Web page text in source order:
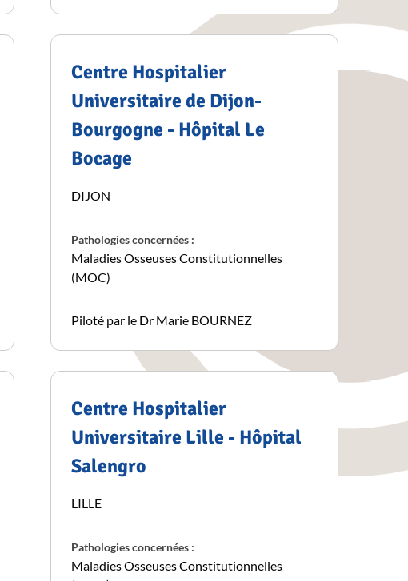
Centre Hospitalier
Universitaire de Dijon-
Bourgogne - Hôpital Le
Bocage
DIJON
Pathologies concernées :
Maladies Osseuses Constitutionnelles
(MOC)
Piloté par le Dr Marie BOURNEZ
Centre Hospitalier
Universitaire Lille - Hôpital
Salengro
LILLE
Pathologies concernées :
Maladies Osseuses Constitutionnelles